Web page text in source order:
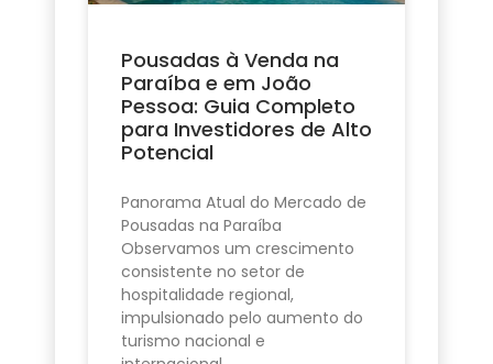
Pousadas à Venda na
Paraíba e em João
Pessoa: Guia Completo
para Investidores de Alto
Potencial
Panorama Atual do Mercado de
Pousadas na Paraíba
Observamos um crescimento
consistente no setor de
hospitalidade regional,
impulsionado pelo aumento do
turismo nacional e